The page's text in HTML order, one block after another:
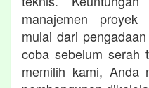
manajemen
mulai dari
coba sebelum serah
memilih kami, Anda